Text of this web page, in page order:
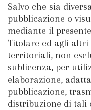
Salvo che sia
pubblicazione o
mediante il
Titolare ed agli
territoriali, non
sublicenza, per
elaborazione,
pubblicazione,
distribuzione di tali